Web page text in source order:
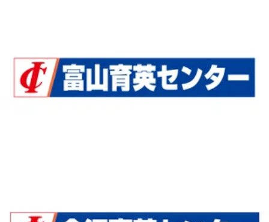
富山育英センターHP